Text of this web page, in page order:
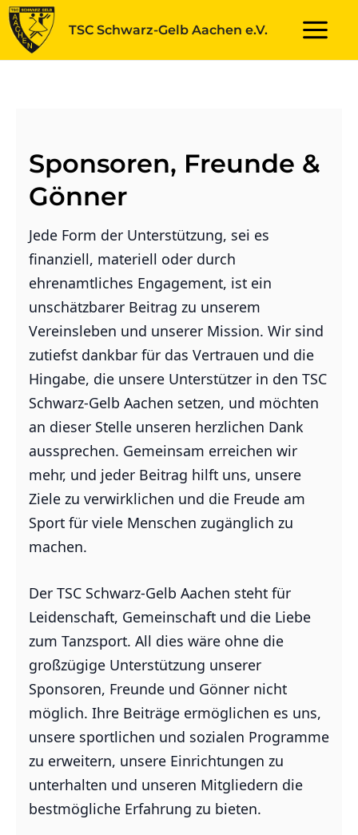
Zum
Inhalt
springen
TSC Schwarz-Gelb Aachen e.V.
Main
Sponsoren, Freunde &
Gönner
Jede Form der Unterstützung, sei es
finanziell, materiell oder durch
ehrenamtliches Engagement, ist ein
unschätzbarer Beitrag zu unserem
Vereinsleben und unserer Mission. Wir sind
zutiefst dankbar für das Vertrauen und die
Hingabe, die unsere Unterstützer in den TSC
Schwarz-Gelb Aachen setzen, und möchten
an dieser Stelle unseren herzlichen Dank
aussprechen. Gemeinsam erreichen wir
mehr, und jeder Beitrag hilft uns, unsere
Ziele zu verwirklichen und die Freude am
Sport für viele Menschen zugänglich zu
machen.
Der TSC Schwarz-Gelb Aachen steht für
Leidenschaft, Gemeinschaft und die Liebe
zum Tanzsport. All dies wäre ohne die
großzügige Unterstützung unserer
Sponsoren, Freunde und Gönner nicht
möglich. Ihre Beiträge ermöglichen es uns,
unsere sportlichen und sozialen Programme
zu erweitern, unsere Einrichtungen zu
unterhalten und unseren Mitgliedern die
bestmögliche Erfahrung zu bieten.